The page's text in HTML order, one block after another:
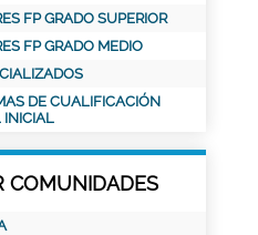
FP GRADO SUPERIOR
FP GRADO MEDIO
DE CUALIFICACIÓN
INICIAL
COMUNIDADES